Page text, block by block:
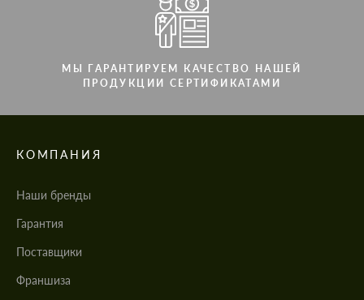
МЫ ГАРАНТИРУЕМ КАЧЕСТВО НАШЕЙ
ПРОДУКЦИИ СЕРТИФИКАТАМИ
КОМПАНИЯ
Наши бренды
Гарантия
Поставщики
Франшиза